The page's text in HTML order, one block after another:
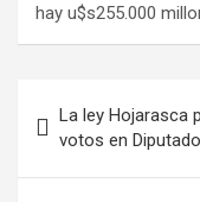
hay u$s255.000
de
entradas
La ley Hojarasca
votos en